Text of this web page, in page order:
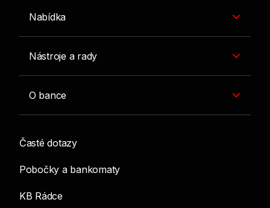
Nabídka
Nástroje a rady
O bance
Časté dotazy
Pobočky a bankomaty
KB Rádce